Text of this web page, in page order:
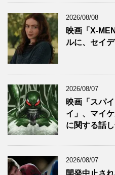
2026/08/08
映画「X-
ルに、セイ
2026/08/07
映画「スパ
イ」、マイ
に関する話
2026/08/07
開発中止さ